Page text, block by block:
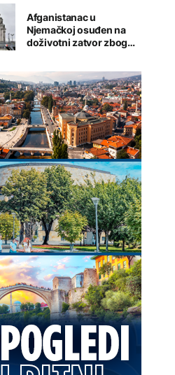
Afganistanac u
Njemačkoj osuđen na
doživotni zatvor zbog